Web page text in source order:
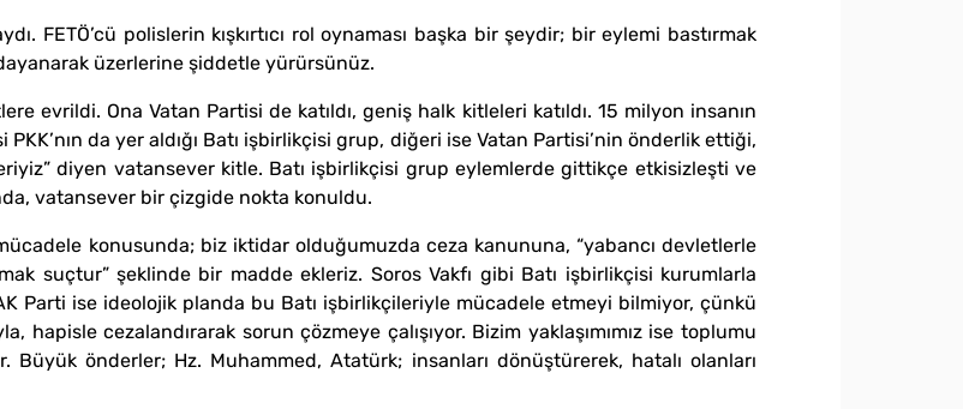
FETÖ’cü polislerin kışkırtıcı rol oynaması başka bir şeydir; bir eylemi bastırmak
dayanarak üzerlerine şiddetle yürürsünüz.
evrildi. Ona Vatan Partisi de katıldı, geniş halk kitleleri katıldı. 15 milyon insanın
PKK’nın da yer aldığı Batı işbirlikçisi grup, diğeri ise Vatan Partisi’nin önderlik ettiği,
diyen vatansever kitle. Batı işbirlikçisi grup eylemlerde gittikçe etkisizleşti ve
vatansever bir çizgide nokta konuldu.
konusunda; biz iktidar olduğumuzda ceza kanununa, “yabancı devletlerle
suçtur” şeklinde bir madde ekleriz. Soros Vakfı gibi Batı işbirlikçisi kurumlarla
Parti ise ideolojik planda bu Batı işbirlikçileriyle mücadele etmeyi bilmiyor, çünkü
cezalandırarak sorun çözmeye çalışıyor. Bizim yaklaşımımız ise toplumu
önderler; Hz. Muhammed, Atatürk; insanları dönüştürerek, hatalı olanları